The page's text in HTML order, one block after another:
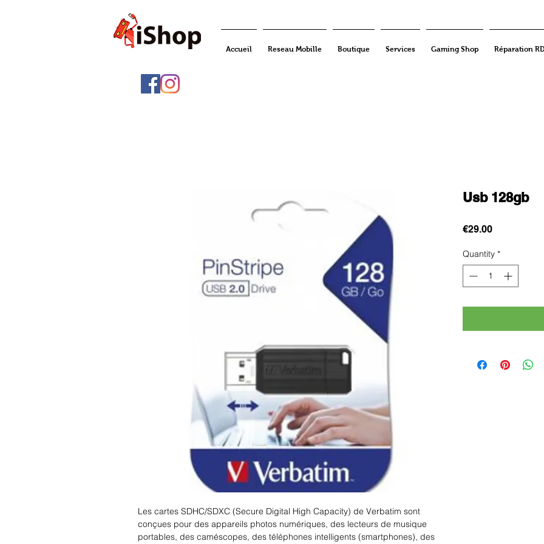
Accueil Reseau Mobille Boutique Services Gaming Shop Réparation
Les cartes SDHC/SDXC (Secure Digital High Capacity) de Verbatim sont
conçues pour des appareils photos numériques, des lecteurs de musique
portables, des caméscopes, des téléphones intelligents (smartphones), des
Usb 128gb
€29.00Price
Quantity *